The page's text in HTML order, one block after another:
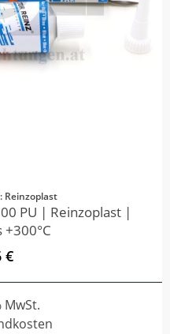
PU | Reinzoplast |
€
MwSt.